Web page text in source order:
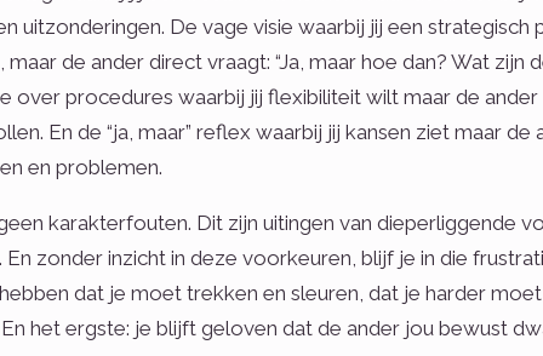
uitzonderingen. De vage visie waarbij jij een strategisch
maar de ander direct vraagt: “Ja, maar hoe dan? Wat zijn
over procedures waarbij jij flexibiliteit wilt maar de
En de “ja, maar” reflex waarbij jij kansen ziet maar
en problemen.
karakterfouten. Dit zijn uitingen van dieperliggende
En zonder inzicht in deze voorkeuren, blijf je in die
dat je moet trekken en sleuren, dat je harder
het ergste: je blijft geloven dat de ander jou bewust